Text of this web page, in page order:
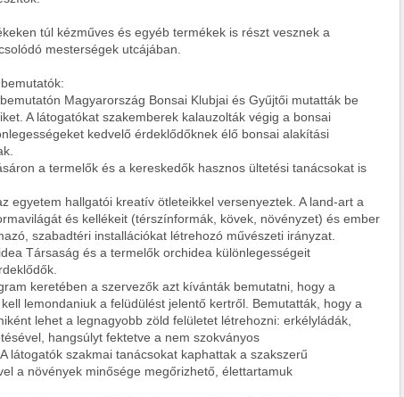
túl kézműves és egyéb termékek is részt vesznek a
mesterségek utcájában.
Magyarország Bonsai Klubjai és Gyűjtői mutatták be
A látogatókat szakemberek kalauzolták végig a bonsai
kedvelő érdeklődőknek élő bonsai alakítási
a termelők és a kereskedők hasznos ültetési tanácsokat is
egyetem hallgatói kreatív ötleteikkel versenyeztek. A land-art a
és kellékeit (térszínformák, kövek, növényzet) és ember
szabadtéri installációkat létrehozó művészeti irányzat.
Társaság és a termelők orchidea különlegességeit
keretében a szervezők azt kívánták bemutatni, hogy a
lemondaniuk a felüdülést jelentő kertről. Bemutatták, hogy a
lehet a legnagyobb zöld felületet létrehozni: erkélyládák,
hangsúlyt fektetve a nem szokványos
látogatók szakmai tanácsokat kaphattak a szakszerű
a növények minősége megőrizhető, élettartamuk